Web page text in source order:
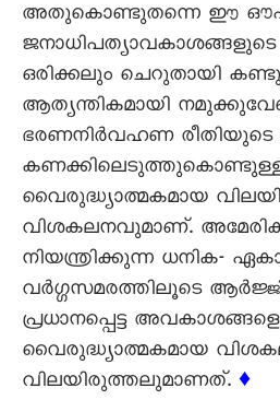
അതുകൊണ്ടുതന്നെ ഈ
ജനാധിപത്യാവകാശങ്ങളുടെ
ഒരിക്കലും ചെറുതായി
ആത്യന്തികമായി
ഭരണനിർവഹണ രീതിയുടെ
വൈരുദ്ധ്യാത്മകമായ
വിശകലനവുമാണ്.
നിയന്ത്രിക്കുന്ന ധനിക-
വർഗ്ഗസമരത്തിലൂടെ
പ്രധാനപ്പെട്ട
വൈരുദ്ധ്യാത്മകമായ
വിലയിരുത്തലുമാണത്. ♦